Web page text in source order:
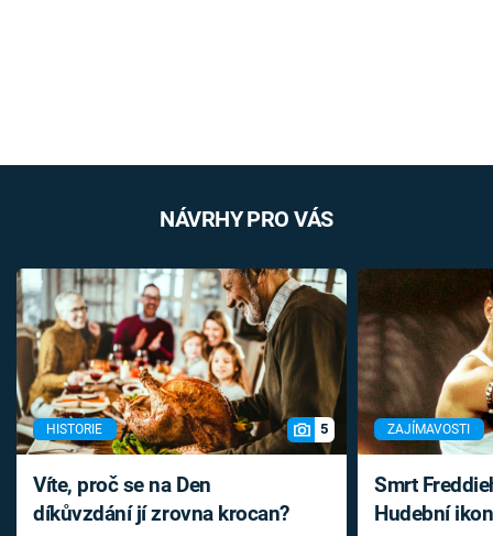
NÁVRHY PRO VÁS
HISTORIE 5
Víte, proč se na Den
díkůvzdání jí zrovna krocan?
ZAJÍMAVOSTI
Smrt
Hudební